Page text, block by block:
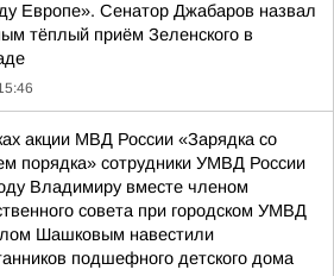
Европе». Сенатор Джабаров назвал
тёплый приём Зеленского в
акции МВД России «Зарядка со
порядка» сотрудники УМВД России
Владимиру вместе членом
совета при городском УМВД
Шашковым навестили
подшефного детского дома